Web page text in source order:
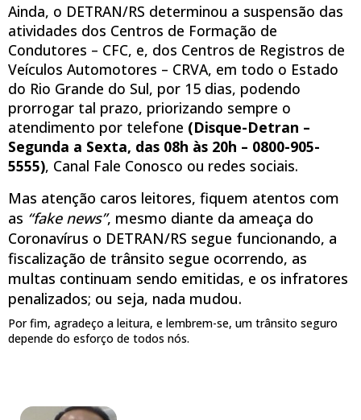
Ainda, o DETRAN/RS determinou a suspensão das
atividades dos Centros de Formação de
Condutores – CFC, e, dos Centros de Registros de
Veículos Automotores – CRVA, em todo o Estado
do Rio Grande do Sul, por 15 dias, podendo
prorrogar tal prazo, priorizando sempre o
atendimento por telefone (Disque-Detran –
Segunda a Sexta, das 08h às 20h – 0800-905-
5555), Canal Fale Conosco ou redes sociais.
Mas atenção caros leitores, fiquem atentos com
as “fake news”, mesmo diante da ameaça do
Coronavírus o DETRAN/RS segue funcionando, a
fiscalização de trânsito segue ocorrendo, as
multas continuam sendo emitidas, e os infratores
penalizados; ou seja, nada mudou.
Por fim, agradeço a leitura, e lembrem-se, um trânsito seguro
depende do esforço de todos nós.